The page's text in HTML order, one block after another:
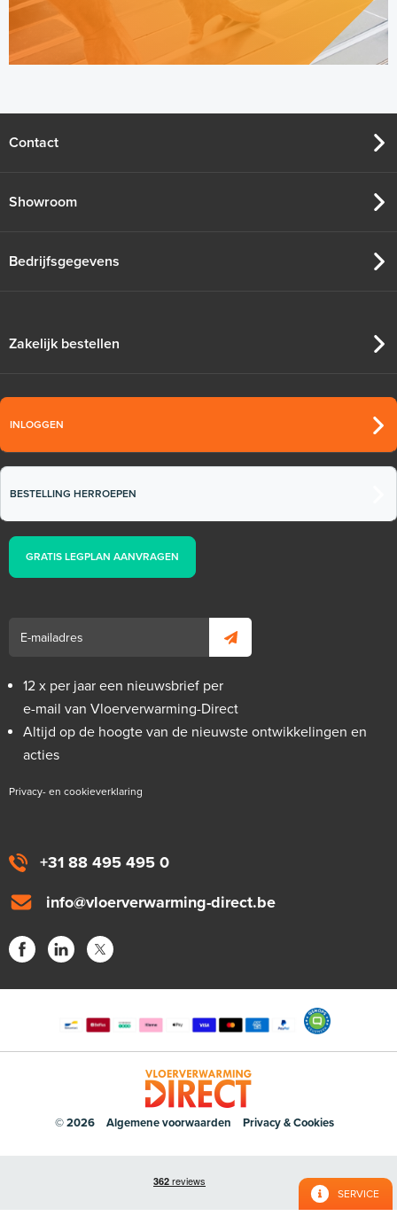
+31 88 495 495 0
info@vloerverwarming-direct.be
Contact
Showroom
Bedrijfsgegevens
Zakelijk bestellen
INLOGGEN
BESTELLING HERROEPEN
GRATIS LEGPLAN AANVRAGEN
12 x per jaar een nieuwsbrief per
e-mail van Vloerverwarming-Direct
Altijd op de hoogte van de nieuwste ontwikkelingen en
acties
Privacy- en cookieverklaring
© 2026 Algemene voorwaarden Privacy & Cookies
SERVICE